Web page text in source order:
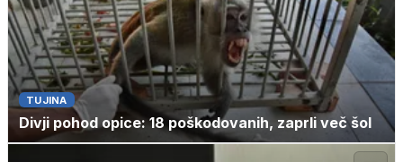
TUJINA
Divji pohod opice: 18 poškodovanih, zaprli več šol